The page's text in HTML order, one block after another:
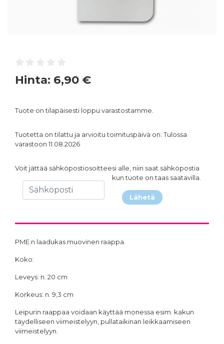
Hinta: 6,90 €
Tuote on tilapäisesti loppu varastostamme.
Tuotetta on tilattu ja arvioitu toimituspäivä on: Tulossa
varastoon 11.08.2026
Voit jättää sähköpostiosoitteesi alle, niin saat sähköpostia
kun tuote on taas saatavilla.
Lähetä
PME:n laadukas muovinen raappa.
Koko:
Leveys: n. 20 cm
Korkeus: n. 9,3 cm
Leipurin raappaa voidaan käyttää monessa esim. kakun
täydelliseen viimeistelyyn, pullataikinan leikkaamiseen
viimeistelyyn.